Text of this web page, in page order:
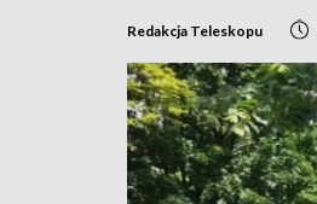
Redakcja Teleskopu